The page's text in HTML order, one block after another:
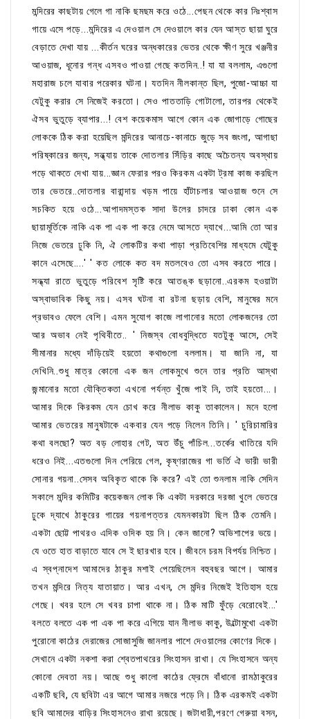
মন্দিরের কাছটায় গেলে গা নাকি ছমছম করে ওঠে...পেছন থেকে কার নিঃশ্বাস
গায়ে এসে পড়ে...মন্দিরের এ দেওয়াল সে দেওয়ালে কার যেন আস্ত ছায়া ঘুরে
বেড়াতে দেখা যায় ...কীর্তন ঘরের অন্ধকারের ভেতর থেকে ক্ষীণ সুরে খঞ্জনীর
আওয়াজ, ধূনোর গন্ধ এসবও পাওয়া গেছে কতদিন..! যা যা বললাম, এগুলো
মহারাজ চলে যাবার পরেকার ঘটনা। যতদিন নীলকান্ত ছিল, পুজো-আচ্চা যা
যেটুকু করার সে নিজেই করতো। সেও পাততাড়ি গোটালো, তারপর থেকেই
ঐসব ভুতুড়ে ব্যাপার...! বেশ কয়েকমাস আগে কোন এক জোগাড়ে গোছের
লোককে ঠিক করা হয়েছিল মন্দিরের আনাচে-কানাচে জুড়ে সব জংলা, আগাছা
পরিষ্কারের জন্য, সন্ধ্যায় তাকে দোতলার সিঁড়ির কাছে অচৈতন্য অবস্থায়
পড়ে থাকতে দেখা যায়...জ্ঞান ফেরার পরও কিরকম একটা ট্রমা কাজ করছিল
তার ভেতরে..দোতলার বারান্দায় খড়ম পায়ে হাঁটাচলার আওয়াজ শুনে সে
সচকিত হয়ে ওঠে...আপাদমস্তক সাদা উলের চাদরে ঢাকা কোন এক
ছায়ামূর্তিকে নাকি এক পা এক পা করে নেমে আসতে দ্যাখে...আমি তো আর
নিজে ভেতরে ঢুকি নি, ঐ লোকটির কথা পাড়া প্রতিবেশির মাধ্যমে যেটুকু
কানে এসেছে....' ' কত লোকে কত বদ মতলবেও তো এসব করতে পারে।
সন্ধ্যা রাতে ভুতুড়ে পরিবেশ সৃষ্টি করে আতঙ্ক ছড়ানো..এরকম হওয়াটা
অস্বাভাবিক কিছু নয়। এসব ঘটনা বা রটনা ছড়ায় বেশি, মানুষের মনে
প্রভাবও ফেলে বেশি। এমন সুযোগ কাজে লাগানোর মতো লোকজনের তো
আর অভাব নেই পৃথিবীতে.. ' নিজস্ব বোধবুদ্ধিতে যতটুকু আসে, সেই
সীমানার মধ্যে দাঁড়িয়েই হয়তো কথাগুলো বললাম। যা জানি না, যা
দেখিনি..শুধু মাত্র কোনো এক জন লোকমুখে শুনে তার প্রতি আস্থা
জন্মানোর মতো যৌক্তিকতা এখনো পর্যন্ত খুঁজে পাই নি, তাই হয়তো...।
আমার দিকে কিরকম যেন চোখ করে নীলাভ কাকু তাকালেন। মনে হলো
আমার ভেতরের মানুষটাকে একবার যেন পড়ে নিলেন তিনি। ' চুরিচামারির
কথা বলছো? অত বড় লোহার গেট, অত উঁচু পাঁচিল...তর্কের খাতিরে যদি
ধরেও নিই...এতগুলো দিন পেরিয়ে গেল, কৃষ্ণরাজের গা ভর্তি ঐ ভারী ভারী
সোনার গয়না..সেসব অবিকৃত থাকে কি করে? এই তো শুনলাম নাকি সেদিন
সকালে মন্দির কমিটির কয়েকজন লোক কি একটা দরকারে দরজা খুলে ভেতরে
ঢুকে দ্যাখে ঠাকুরের গায়ের গয়নাপত্তর যেমনকারটা ছিল ঠিক তেমনি।
একটা ছোট্ট পাথরও এদিক ওদিক হয় নি। কেন জানো? অভিশাপের ভয়ে।
যে ওতে হাত বাড়াতে যাবে সে ই ছারখার হবে। জীবনে চরম বিপর্যয় নিশ্চিত।
এ স্বপ্নাদেশ আমাদের ঠাকুর মশাই পেয়েছিলেন বহুবছর আগে। আমার
তখন মন্দিরে নিত্য যাতায়াত। আর এখন, সে মন্দির নিজেই ইতিহাস হয়ে
গেছে। খবর হলে সে খবর চাপা থাকে না। ঠিক মাটি ফুঁড়ে বেরোবেই...'
বলতে বলতে এক পা এক পা করে এগিয়ে যান নীলাভ কাকু, উল্টোমুখো একটা
পুরোনো কাঠের দেরাজের সোজাসুজি জানলার পাশে দেওয়ালের কোণের দিকে।
সেখানে একটা নকশা করা শ্বেতপাথরের সিংহাসন রাখা। যে সিংহাসনে অন্য
কোনো দেবতা নয়। আছে শুধু কালো কাঠের ফ্রেমে বাঁধানো রামঠাকুরের
একটি ছবি, যে ছবিটা এর আগে আমার নজরে পড়ে নি। ঠিক এরকমই একটা
ছবি আমাদের বাড়ির সিংহাসনেও রাখা রয়েছে। জটাধারী,পরণে গেরুয়া বসন,